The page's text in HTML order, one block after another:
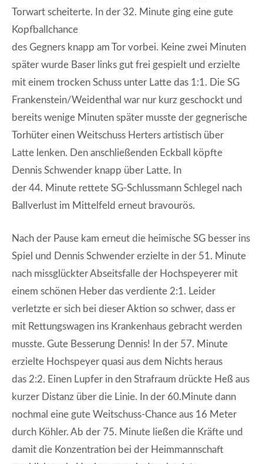
Torwart scheiterte. In der 32. Minute ging eine gute
Kopfballchance
des Gegners knapp am Tor vorbei. Keine zwei Minuten
später wurde Baser links gut frei gespielt und erzielte
mit einem trocken Schuss unter Latte das 1:1. Die SG
Frankenstein/Weidenthal war nur kurz geschockt und
bereits wenige Minuten später musste der gegnerische
Torhüter einen Weitschuss Herters artistisch über
Latte lenken. Den anschließenden Eckball köpfte
Dennis Schwender knapp über Latte. In
der 44. Minute rettete SG-Schlussmann Schlegel nach
Ballverlust im Mittelfeld erneut bravourös.
Nach der Pause kam erneut die heimische SG besser ins
Spiel und Dennis Schwender erzielte in der 51. Minute
nach missglückter Abseitsfalle der Hochspeyerer mit
einem schönen Heber das verdiente 2:1. Leider
verletzte er sich bei dieser Aktion so schwer, dass er
mit Rettungswagen ins Krankenhaus gebracht werden
musste. Gute Besserung Dennis! In der 57. Minute
erzielte Hochspeyer quasi aus dem Nichts heraus
das 2:2. Einen Lupfer in den Strafraum drückte Heß aus
kurzer Distanz über die Linie. In der 60.Minute dann
nochmal eine gute Weitschuss-Chance aus 16 Meter
durch Köhler. Ab der 75. Minute ließen die Kräfte und
damit die Konzentration bei der Heimmannschaft